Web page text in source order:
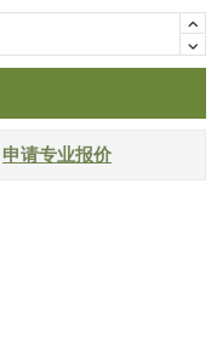
申请专业报价